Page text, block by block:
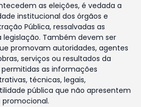
as eleições, é vedada a
institucional dos órgãos e
Pública, ressalvadas as
legislação. Também devem ser
promovam autoridades, agentes
serviços ou resultados da
as informações
técnicas, legais,
pública que não apresentem